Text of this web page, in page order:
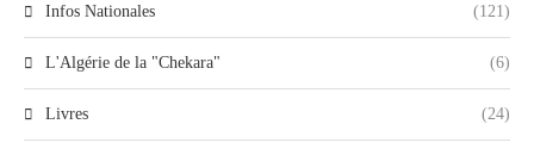
Infos Nationales (121)
L'Algérie de la "Chekara" (6)
Livres (24)